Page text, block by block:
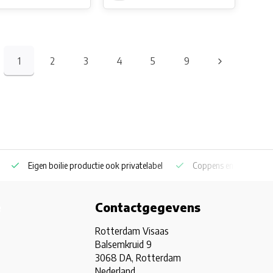
1 2 3 4 5 9
Eigen boilie productie ook privatelabel Coppens en Skretting
Contactgegevens
Rotterdam Visaas
Balsemkruid 9
3068 DA, Rotterdam